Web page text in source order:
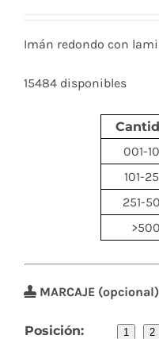
Imán redondo con
15484 disponibles
001-
101-
251-
>500
MARCAJE
Posición: 1 2